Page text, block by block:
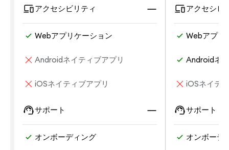
アクセシビリティ
Webアプリケーション
Androidネイティブアプリ
iOSネイティブアプリ
サポート
オンボーディング
アクセシビ
Webアプリ
Androidネ
iOSネイテ
サポート
オンボーデ